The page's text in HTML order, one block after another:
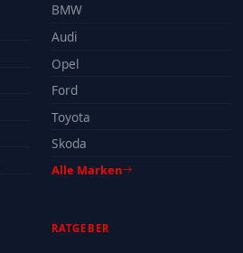
BMW
Audi
Opel
Ford
Toyota
Skoda
Alle Marken
RATGEBER